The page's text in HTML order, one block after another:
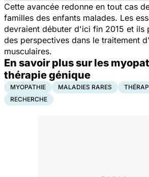
Cette avancée redonne en tout cas
familles des enfants malades. Les
devraient débuter d'ici fin 2015 et ils
des perspectives dans le traitement
musculaires.
En savoir plus sur les
thérapie génique
MYOPATHIE MALADIES RARES
RECHERCHE